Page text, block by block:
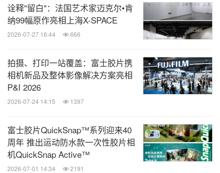
富士胶片集团：由富士胶片株式会社、富士胶片商业
创新株式会社两大事业公司组成，全球联结子公司
270家，员工7.2万余名，2024财年销售总额31,958
亿日元，营业利润3,302亿日元。（截至2025年3
月）
富士胶片（中国）投资有限公司：富士胶片株式会社
上海，业务领域包括数码相机、影像产品、印刷产
品、医疗产品、光电产品、产业材料等，注册资金
2.134亿美元。
诠释"留白"：法国艺术家迈克尔•肯
纳99幅原作亮相上海X-SPACE
2026-07-27 16:44 666
拍摄、打印一站覆盖：富士胶片携
相机新品及整体影像解决方案亮相
P&I 2026
2026-07-24 14:15 1397
富士胶片QuickSnap™系列迎来40
周年 推出运动防水款一次性胶片相
机QuickSnap Active™
2026-07-01 14:34 2191